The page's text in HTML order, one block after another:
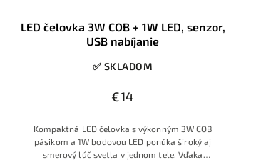
LED čelovka 3W COB + 1W LED, senzor,
USB nabíjanie
✅ SKLADOM
€14
Kompaktná LED čelovka s výkonným 3W COB
pásikom a 1W bodovou LED ponúka široký aj
smerový lúč svetla v jednom tele. Vďaka